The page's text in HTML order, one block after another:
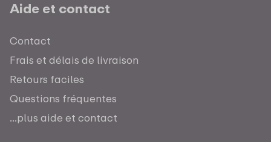
Aide et contact
Contact
Frais et délais de livraison
Retours faciles
Questions fréquentes
...plus aide et contact